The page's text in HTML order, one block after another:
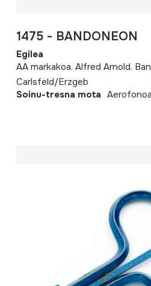
1475 - BANDONEON
Egilea
AA markakoa. Alfred Arnold.
Carlsfeld/Erzgeb
Soinu-tresna mota